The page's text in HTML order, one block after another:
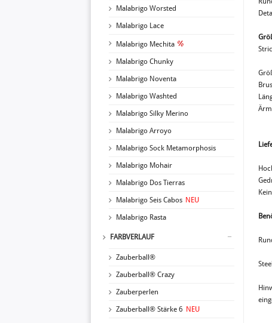
Malabrigo Worsted
Malabrigo Lace
Malabrigo Mechita
Malabrigo Chunky
Malabrigo Noventa
Malabrigo Washted
Malabrigo Silky Merino
Malabrigo Arroyo
Malabrigo Sock Metamorphosis
Malabrigo Mohair
Malabrigo Dos Tierras
Malabrigo Seis Cabos NEU
Malabrigo Rasta
FARBVERLAUF
Zauberball®
Zauberball® Crazy
Zauberperlen
Zauberball® Stärke 6 NEU